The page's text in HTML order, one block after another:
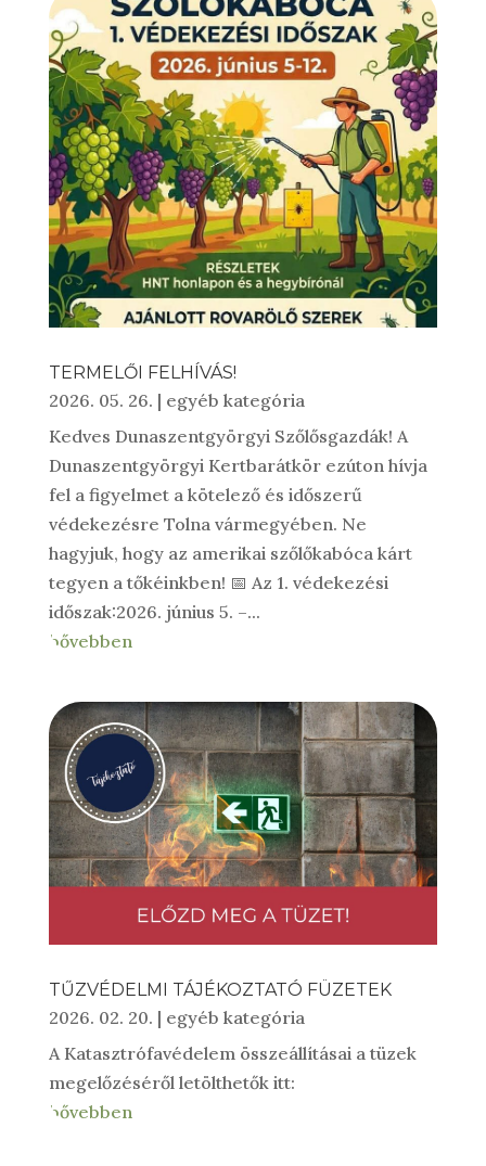
TERMELŐI FELHÍVÁS!
2026. 05. 26. | egyéb kategória
Kedves Dunaszentgyörgyi Szőlősgazdák! A
Dunaszentgyörgyi Kertbarátkör ezúton hívja
fel a figyelmet a kötelező és időszerű
védekezésre Tolna vármegyében. Ne
hagyjuk, hogy az amerikai szőlőkabóca kárt
tegyen a tőkéinkben! 📅 Az 1. védekezési
időszak:2026. június 5. –...
bővebben
TŰZVÉDELMI TÁJÉKOZTATÓ FÜZETEK
2026. 02. 20. | egyéb kategória
A Katasztrófavédelem összeállításai a tüzek
megelőzéséről letölthetők itt:
bővebben